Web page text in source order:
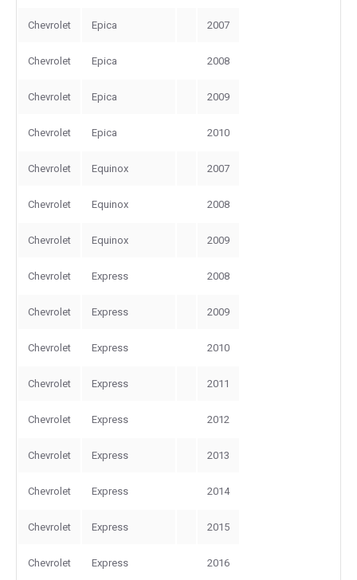
Chevrolet Epica 2007
Chevrolet Epica 2008
Chevrolet Epica 2009
Chevrolet Epica 2010
Chevrolet Equinox 2007
Chevrolet Equinox 2008
Chevrolet Equinox 2009
Chevrolet Express 2008
Chevrolet Express 2009
Chevrolet Express 2010
Chevrolet Express 2011
Chevrolet Express 2012
Chevrolet Express 2013
Chevrolet Express 2014
Chevrolet Express 2015
Chevrolet Express 2016